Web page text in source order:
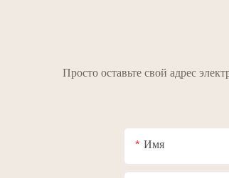
Просто оставьте свой адрес
Имя